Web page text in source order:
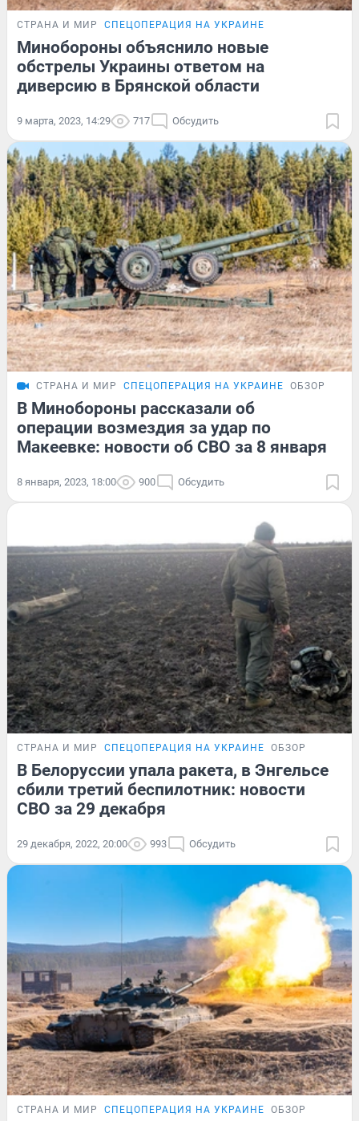
СТРАНА И МИР СПЕЦОПЕРАЦИЯ НА УКРАИНЕ
Минобороны объяснило новые
обстрелы Украины ответом на
диверсию в Брянской области
9 марта, 2023, 14:29 717 Обсудить
СТРАНА И МИР СПЕЦОПЕРАЦИЯ НА УКРАИНЕ ОБЗОР
В Минобороны рассказали об
операции возмездия за удар по
Макеевке: новости об СВО за 8 января
8 января, 2023, 18:00 900 Обсудить
СТРАНА И МИР СПЕЦОПЕРАЦИЯ НА УКРАИНЕ ОБЗОР
В Белоруссии упала ракета, в Энгельсе
сбили третий беспилотник: новости
СВО за 29 декабря
29 декабря, 2022, 20:00 993 Обсудить
СТРАНА И МИР СПЕЦОПЕРАЦИЯ НА УКРАИНЕ ОБЗОР